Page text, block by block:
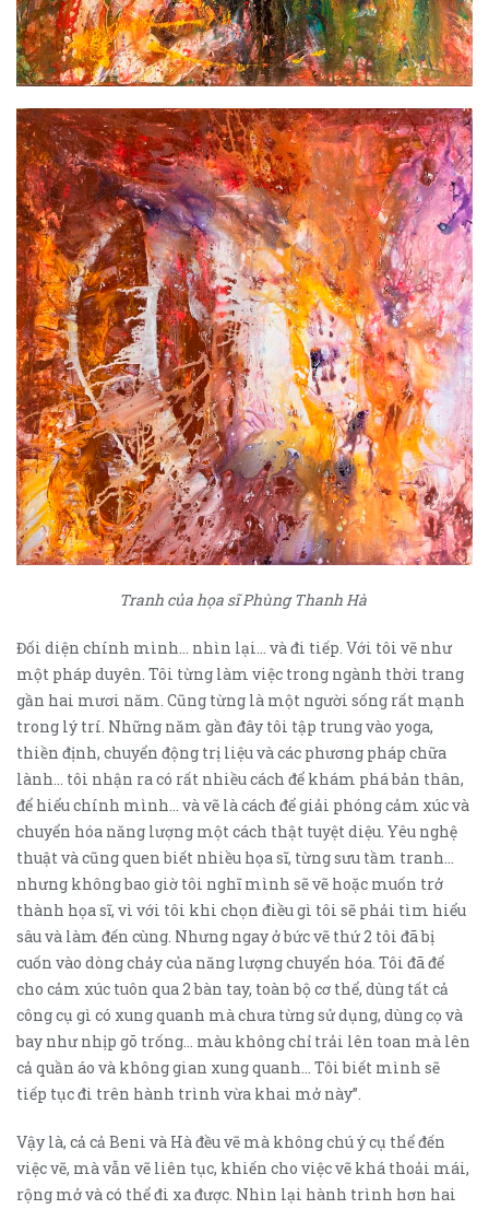
Tranh của họa sĩ Phùng Thanh Hà
Đối diện chính mình… nhìn lại… và đi tiếp. Với tôi vẽ như
một pháp duyên. Tôi từng làm việc trong ngành thời trang
gần hai mươi năm. Cũng từng là một người sống rất mạnh
trong lý trí. Những năm gần đây tôi tập trung vào yoga,
thiền định, chuyển động trị liệu và các phương pháp chữa
lành… tôi nhận ra có rất nhiều cách để khám phá bản thân,
để hiểu chính mình… và vẽ là cách để giải phóng cảm xúc và
chuyển hóa năng lượng một cách thật tuyệt diệu. Yêu nghệ
thuật và cũng quen biết nhiều họa sĩ, từng sưu tầm tranh…
nhưng không bao giờ tôi nghĩ mình sẽ vẽ hoặc muốn trở
thành họa sĩ, vì với tôi khi chọn điều gì tôi sẽ phải tìm hiểu
sâu và làm đến cùng. Nhưng ngay ở bức vẽ thứ 2 tôi đã bị
cuốn vào dòng chảy của năng lượng chuyển hóa. Tôi đã để
cho cảm xúc tuôn qua 2 bàn tay, toàn bộ cơ thể, dùng tất cả
công cụ gì có xung quanh mà chưa từng sử dụng, dùng cọ và
bay như nhịp gõ trống… màu không chỉ trải lên toan mà lên
cả quần áo và không gian xung quanh… Tôi biết mình sẽ
tiếp tục đi trên hành trình vừa khai mở này”.
Vậy là, cả cả Beni và Hà đều vẽ mà không chú ý cụ thể đến
việc vẽ, mà vẫn vẽ liên tục, khiến cho việc vẽ khá thoải mái,
rộng mở và có thể đi xa được. Nhìn lại hành trình hơn hai